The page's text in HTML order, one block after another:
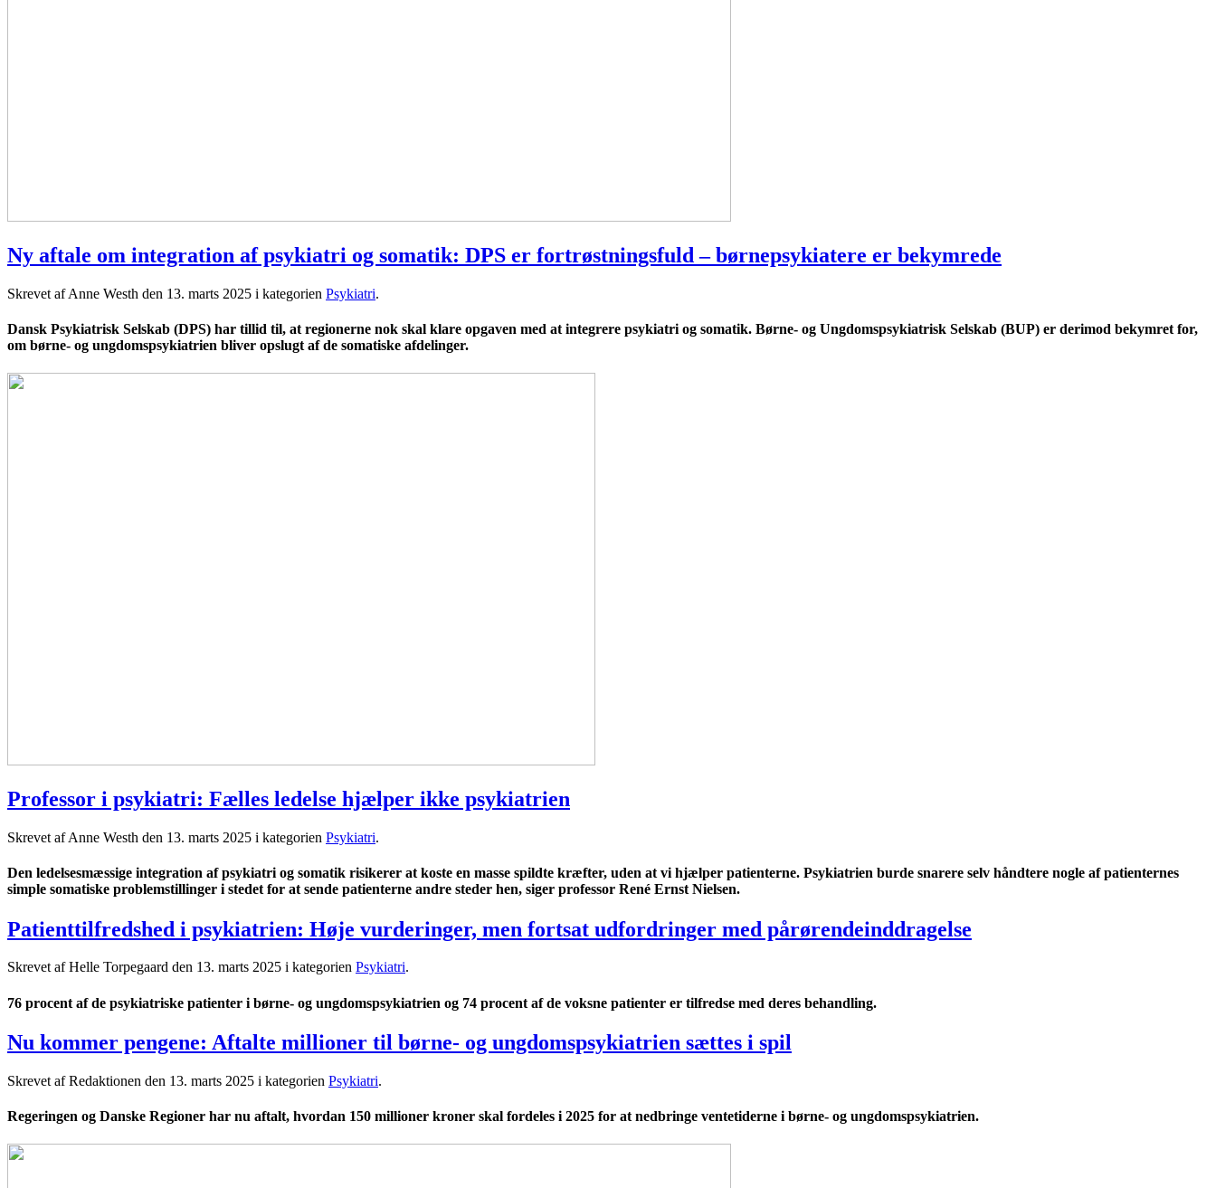
Ny aftale om integration af psykiatri og somatik: DPS er fortrøstningsfuld – børnepsykiatere er bekymrede
Skrevet af Anne Westh den 13. marts 2025 i kategorien Psykiatri.
Dansk Psykiatrisk Selskab (DPS) har tillid til, at regionerne nok skal klare opgaven med at integrere psykiatri og somatik. Børne- og Ungdomspsykiatrisk Selskab (BUP) er derimod bekymret for,
om børne- og ungdomspsykiatrien bliver opslugt af de somatiske afdelinger.
Professor i psykiatri: Fælles ledelse hjælper ikke psykiatrien
Skrevet af Anne Westh den 13. marts 2025 i kategorien Psykiatri.
Den ledelsesmæssige integration af psykiatri og somatik risikerer at koste en masse spildte kræfter, uden at vi hjælper patienterne. Psykiatrien burde snarere selv håndtere nogle af patienternes
simple somatiske problemstillinger i stedet for at sende patienterne andre steder hen, siger professor René Ernst Nielsen.
Patienttilfredshed i psykiatrien: Høje vurderinger, men fortsat udfordringer med pårørendeinddragelse
Skrevet af Helle Torpegaard den 13. marts 2025 i kategorien Psykiatri.
76 procent af de psykiatriske patienter i børne- og ungdomspsykiatrien og 74 procent af de voksne patienter er tilfredse med deres behandling.
Nu kommer pengene: Aftalte millioner til børne- og ungdomspsykiatrien sættes i spil
Skrevet af Redaktionen den 13. marts 2025 i kategorien Psykiatri.
Regeringen og Danske Regioner har nu aftalt, hvordan 150 millioner kroner skal fordeles i 2025 for at nedbringe ventetiderne i børne- og ungdomspsykiatrien.